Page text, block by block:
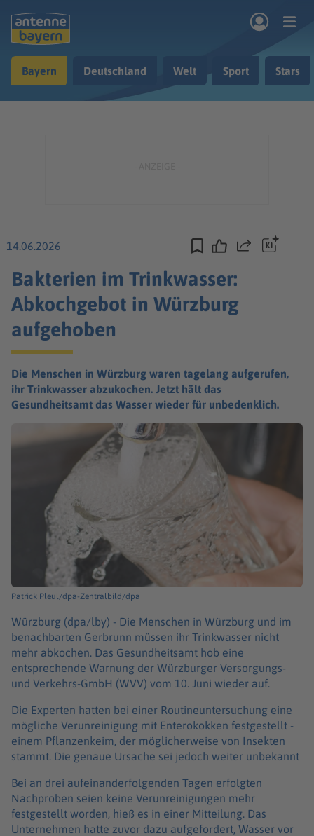
Musik & Radio
Bayern Deutschland Welt Sport Stars
14.06.2026 Teilen
Bakterien im Trinkwasser:
Abkochgebot in Würzburg
aufgehoben
Die Menschen in Würzburg waren tagelang aufgerufen,
ihr Trinkwasser abzukochen. Jetzt hält das
Gesundheitsamt das Wasser wieder für unbedenklich.
Patrick Pleul/dpa-Zentralbild/dpa
Würzburg (dpa/lby) - Die Menschen in Würzburg und im
benachbarten Gerbrunn müssen ihr Trinkwasser nicht
mehr abkochen. Das Gesundheitsamt hob eine
entsprechende Warnung der Würzburger Versorgungs-
und Verkehrs-GmbH (WVV) vom 10. Juni wieder auf.
Die Experten hatten bei einer Routineuntersuchung eine
mögliche Verunreinigung mit Enterokokken festgestellt -
einem Pflanzenkeim, der möglicherweise von Insekten
stammt. Die genaue Ursache sei jedoch weiter unbekannt
Bei an drei aufeinanderfolgenden Tagen erfolgten
Nachproben seien keine Verunreinigungen mehr
festgestellt worden, hieß es in einer Mitteilung. Das
Unternehmen hatte zuvor dazu aufgefordert, Wasser vor